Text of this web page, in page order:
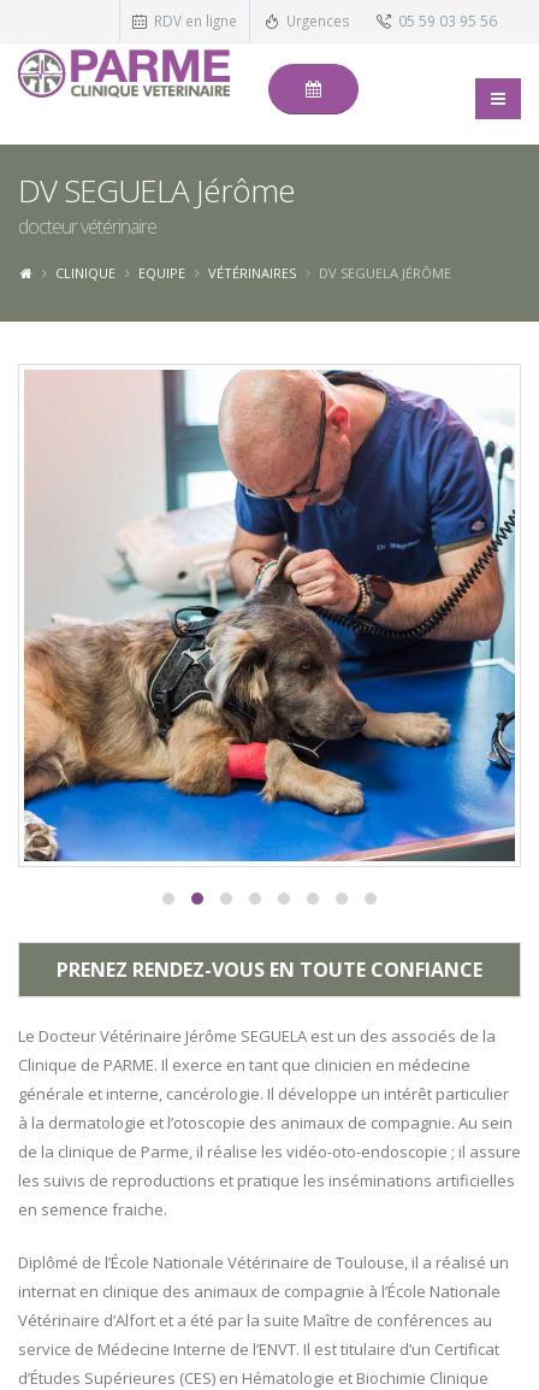
RDV en ligne Urgences 05 59 03 95 56
DV SEGUELA Jérôme
docteur vétérinaire
CLINIQUE EQUIPE VÉTÉRINAIRES DV SEGUELA JÉRÔME
PRENEZ RENDEZ-VOUS EN TOUTE CONFIANCE
Le Docteur Vétérinaire Jérôme SEGUELA est un des associés de la
Clinique de PARME. Il exerce en tant que clinicien en médecine
générale et interne, cancérologie. Il développe un intérêt particulier
à la dermatologie et l’otoscopie des animaux de compagnie. Au sein
de la clinique de Parme, il réalise les vidéo-oto-endoscopie ; il assure
les suivis de reproductions et pratique les inséminations artificielles
en semence fraiche.
Diplômé de l’École Nationale Vétérinaire de Toulouse, il a réalisé un
internat en clinique des animaux de compagnie à l’École Nationale
Vétérinaire d’Alfort et a été par la suite Maître de conférences au
service de Médecine Interne de l’ENVT. Il est titulaire d’un Certificat
d’Études Supérieures (CES) en Hématologie et Biochimie Clinique